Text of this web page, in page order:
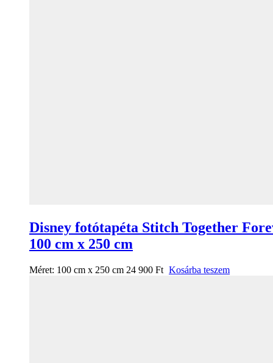
Disney fotótapéta Stitch Together
100 cm x 250 cm
Méret: 100 cm x 250 cm 24 900 Ft Kosárba teszem